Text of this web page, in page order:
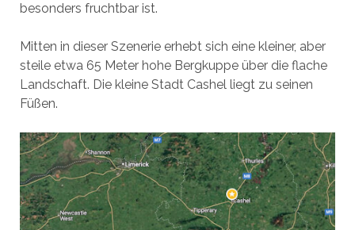
besonders fruchtbar ist.
Mitten in dieser Szenerie erhebt sich eine kleiner, aber
steile etwa 65 Meter hohe Bergkuppe über die flache
Landschaft. Die kleine Stadt Cashel liegt zu seinen
Füßen.